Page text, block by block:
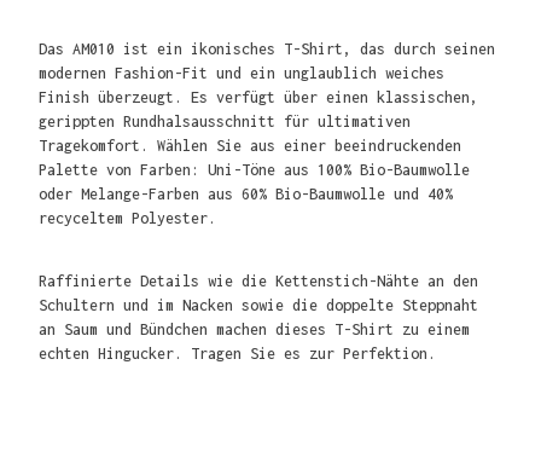
Das AM010 ist ein ikonisches T-Shirt, das durch seinen
modernen Fashion-Fit und ein unglaublich weiches
Finish überzeugt. Es verfügt über einen klassischen,
gerippten Rundhalsausschnitt für ultimativen
Tragekomfort. Wählen Sie aus einer beeindruckenden
Palette von Farben: Uni-Töne aus 100% Bio-Baumwolle
oder Melange-Farben aus 60% Bio-Baumwolle und 40%
recyceltem Polyester.
Raffinierte Details wie die Kettenstich-Nähte an den
Schultern und im Nacken sowie die doppelte Steppnaht
an Saum und Bündchen machen dieses T-Shirt zu einem
echten Hingucker. Tragen Sie es zur Perfektion.